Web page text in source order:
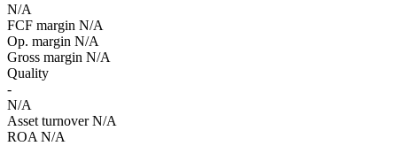
N/A
FCF margin N/A
Op. margin N/A
Gross margin N/A
Quality
-
N/A
Asset turnover N/A
ROA N/A